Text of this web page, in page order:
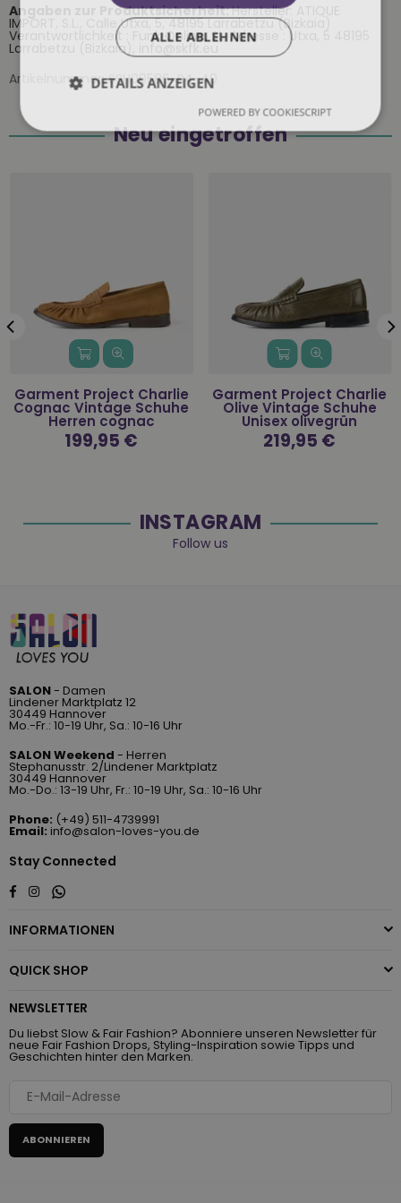
Angaben zur Produktsicherheit:Hersteller: ATIQUE
IMPORT, S.L., Calle Utxa, 5, 48195 Larrabetzu (Bizkaia)
Verantwortlichkeit : Funk Online, SL, Adresse : Utxa, 5 48195
Larrabetzu (Bizkaia), info@skfk.eu
Artikelnummer:SSH00586-R4-40
Neu eingetroffen
Garment Project Charlie
Cognac Vintage Schuhe
Herren cognac
Normaler
Preis
199,95 €
Garment Project Charlie
Olive Vintage Schuhe
Unisex olivegrün
Normaler
Preis
219,95 €
INSTAGRAM
Follow us
SALON- Damen
Lindener Marktplatz 12
30449 Hannover
Mo.-Fr.: 10-19 Uhr, Sa.: 10-16 Uhr
SALON Weekend - Herren
Stephanusstr. 2/Lindener Marktplatz
30449 Hannover
Mo.-Do.: 13-19 Uhr, Fr.: 10-19 Uhr, Sa.: 10-16 Uhr
Phone: (+49) 511-4739991
Email: info@salon-loves-you.de
Stay Connected
Facebook
InstagramWhatsapp
INFORMATIONEN
QUICK SHOP
NEWSLETTER
Du liebst Slow & Fair Fashion? Abonniere unseren Newsletter für
neue Fair Fashion Drops, Styling-Inspiration sowie Tipps und
Geschichten hinter den Marken.
ABONNIEREN
ALLE ABLEHNEN
DETAILS ANZEIGEN
POWERED BY COOKIESCRIPT